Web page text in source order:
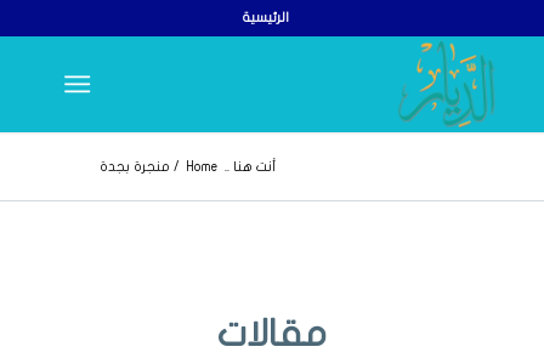
الرئيسية
أنت هنا .. Home
/ منجرة بجدة
مقالات